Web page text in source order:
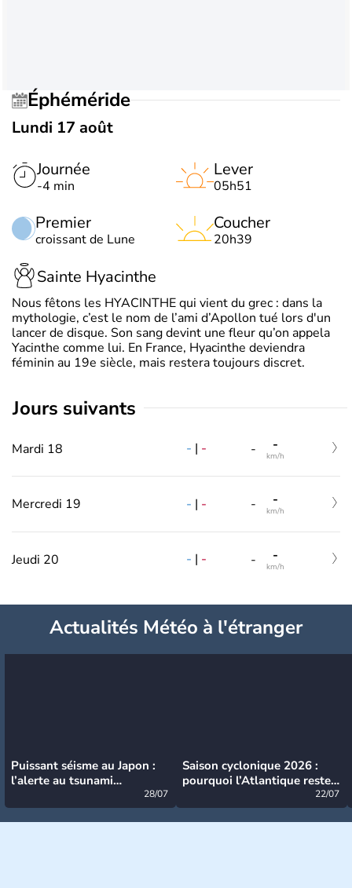
Éphéméride
Lundi 17 août
Journée
-4 min
Premier
croissant de Lune
Lever
05h51
Coucher
20h39
Sainte Hyacinthe
Nous fêtons les HYACINTHE qui vient du grec : dans la
mythologie, c’est le nom de l’ami d’Apollon tué lors d'un
lancer de disque. Son sang devint une fleur qu’on appela
Yacinthe comme lui. En France, Hyacinthe deviendra
féminin au 19e siècle, mais restera toujours discret.
jours suivants
Mardi 18 - | - - -
km/h
Mercredi 19 - | - - -
km/h
Jeudi 20 - | - - -
km/h
Actualités Météo à l'étranger
Puissant séisme au Japon :
l’alerte au tsunami
28/07
Saison cyclonique 2026 :
pourquoi l’Atlantique reste
22/07